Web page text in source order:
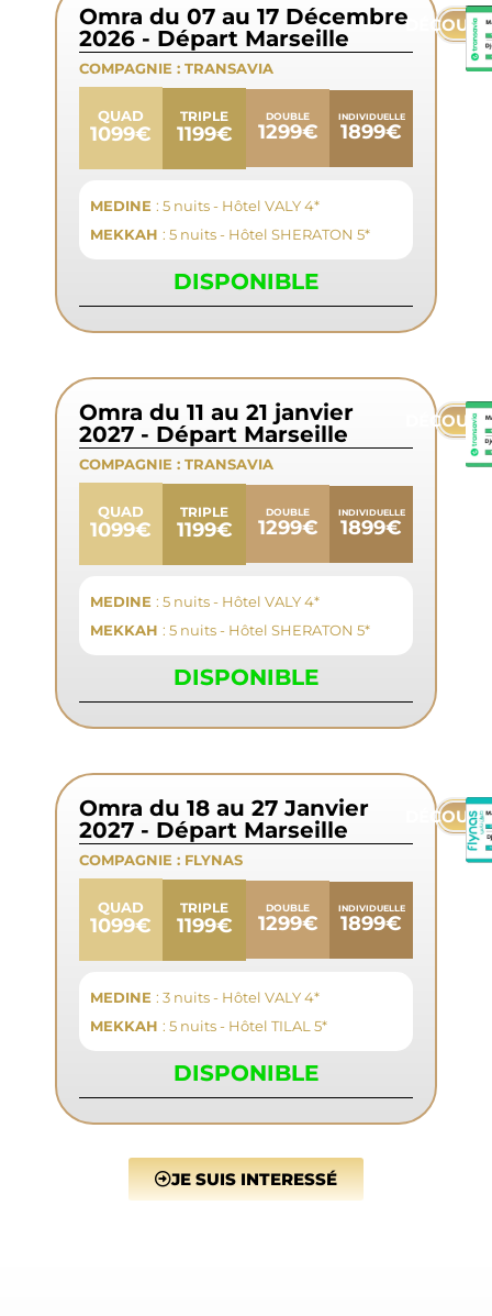
Omra du 07 au 17 Décembre
2026 - Départ Marseille
COMPAGNIE : TRANSAVIA
QUAD
1099€
TRIPLE
1199€
DOUBLE
1299€
INDIVIDUELLE
1899€
MEDINE : 5 nuits - Hôtel VALY 4*
MEKKAH : 5 nuits - Hôtel SHERATON 5*
DISPONIBLE
Omra du 11 au 21 janvier
2027 - Départ Marseille
COMPAGNIE : TRANSAVIA
QUAD
1099€
TRIPLE
1199€
DOUBLE
1299€
INDIVIDUELLE
1899€
MEDINE : 5 nuits - Hôtel VALY 4*
MEKKAH : 5 nuits - Hôtel SHERATON 5*
DISPONIBLE
Omra du 18 au 27 Janvier
2027 - Départ Marseille
COMPAGNIE : FLYNAS
QUAD
1099€
TRIPLE
1199€
DOUBLE
1299€
INDIVIDUELLE
1899€
MEDINE : 3 nuits - Hôtel VALY 4*
MEKKAH : 5 nuits - Hôtel TILAL 5*
DISPONIBLE
JE SUIS INTERESSÉ